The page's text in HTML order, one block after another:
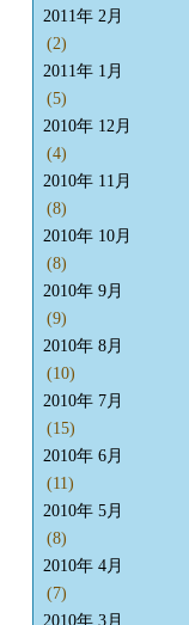
2011年 2月
(2)
2011年 1月
(5)
2010年 12月
(4)
2010年 11月
(8)
2010年 10月
(8)
2010年 9月
(9)
2010年 8月
(10)
2010年 7月
(15)
2010年 6月
(11)
2010年 5月
(8)
2010年 4月
(7)
2010年 3月